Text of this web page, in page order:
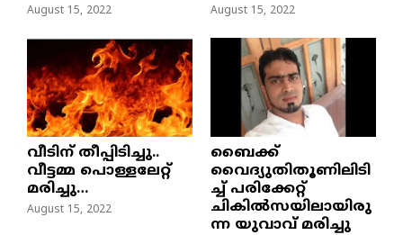
August 15, 2022 August 15, 2022
വീടിന് തീപ്പിടിച്ചു..
വീട്ടമ്മ പൊള്ളലേറ്റ്
മരിച്ചു…
August 15, 2022
ബൈക്ക്
വൈദ്യുതിതൂണിലിടി
ച്ച്‌ പരിക്കേറ്റ്
ചികില്‍സയിലായിരു
ന്ന യുവാവ് മരിച്ചു